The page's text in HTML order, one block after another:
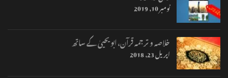
نومبر 10, 2019
خلاصہ و ترجمہ قرآن، ابو یحییٰ کے ساتھ
اپریل 23, 2018